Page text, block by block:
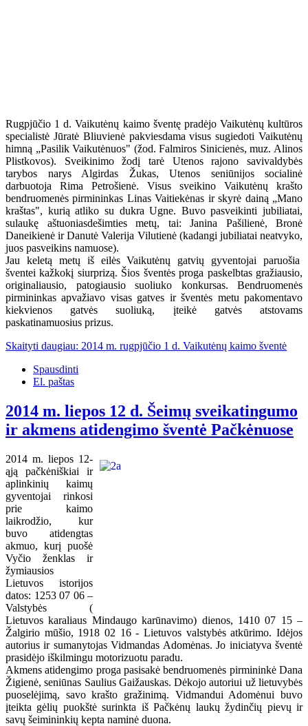
Rugpjūčio 1 d. Vaikutėnų kaimo šventę pradėjo Vaikutėnų kultūros
specialistė Jūratė Bliuvienė pakviesdama visus sugiedoti Vaikutėnų
himną „Pasilik Vaikutėnuos" (žod. Falmiros Sinicienės, muz. Alinos
Plistkovos). Sveikinimo žodį tarė Utenos rajono savivaldybės
tarybos narys Algirdas Žukas, Utenos seniūnijos socialinė
darbuotoja Rima Petrošienė. Visus sveikino Vaikutėnų krašto
bendruomenės pirmininkas Linas Vaitiekėnas ir skyrė dainą „Mano
kraštas", kurią atliko su dukra Ugne. Buvo pasveikinti jubiliatai,
sulaukę aštuoniasdešimties metų, tai: Janina Pašilienė, Bronė
Daneikienė ir Danutė Valerija Vilutienė (kadangi jubiliatai neatvyko,
juos pasveikins namuose).
Jau keletą metų iš eilės Vaikutėnų gatvių gyventojai paruošia
šventei kažkokį siurprizą. Šios šventės proga paskelbtas gražiausio,
originaliausio, patogiausio suoliuko konkursas. Bendruomenės
pirmininkas apvažiavo visas gatves ir šventės metu pakomentavo
kiekvienos gatvės suoliuką, įteikė gatvės atstovams
paskatinamuosius prizus.
Skaityti daugiau: 2014 m. rugpjūčio 1 d. Vaikutėnų kaimo šventė
Spausdinti
El. paštas
2014 m. liepos 12 d. Šeimų sveikatingumo
ir akmens atidengimo šventė Pačkėnuose
2014 m. liepos 12-
ąją pačkėniškiai ir
aplinkinių kaimų
gyventojai rinkosi
prie kaimo
laikrodžio, kur
buvo atidengtas
akmuo, kurį puošė
Vyčio ženklas ir
žymiausios
Lietuvos istorijos
datos: 1253 07 06 –
Valstybės (
Lietuvos karaliaus Mindaugo karūnavimo) dienos, 1410 07 15 –
Žalgirio mūšio, 1918 02 16 - Lietuvos valstybės atkūrimo. Idėjos
autorius ir sumanytojas Vidmandas Adomėnas. Jo iniciatyva šventė
prasidėjo iškilmingu motorizuotu paradu.
Akmens atidengimo proga pasisakė bendruomenės pirmininkė Dana
Žigienė, seniūnas Saulius Gaižauskas. Dėkojo autoriui už lietuvybės
puoselėjimą, savo krašto gražinimą. Vidmandui Adomėnui buvo
įteikta gėlių puokštė surinkta iš Pačkėnų laukų žydinčių pievų ir
savų šeimininkių kepta naminė duona.